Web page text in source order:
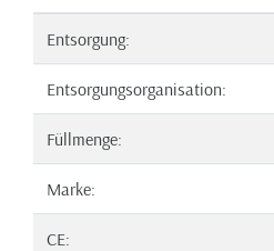
Entsorgung:
Entsorgungsorganisation:
Füllmenge:
Marke:
CE: